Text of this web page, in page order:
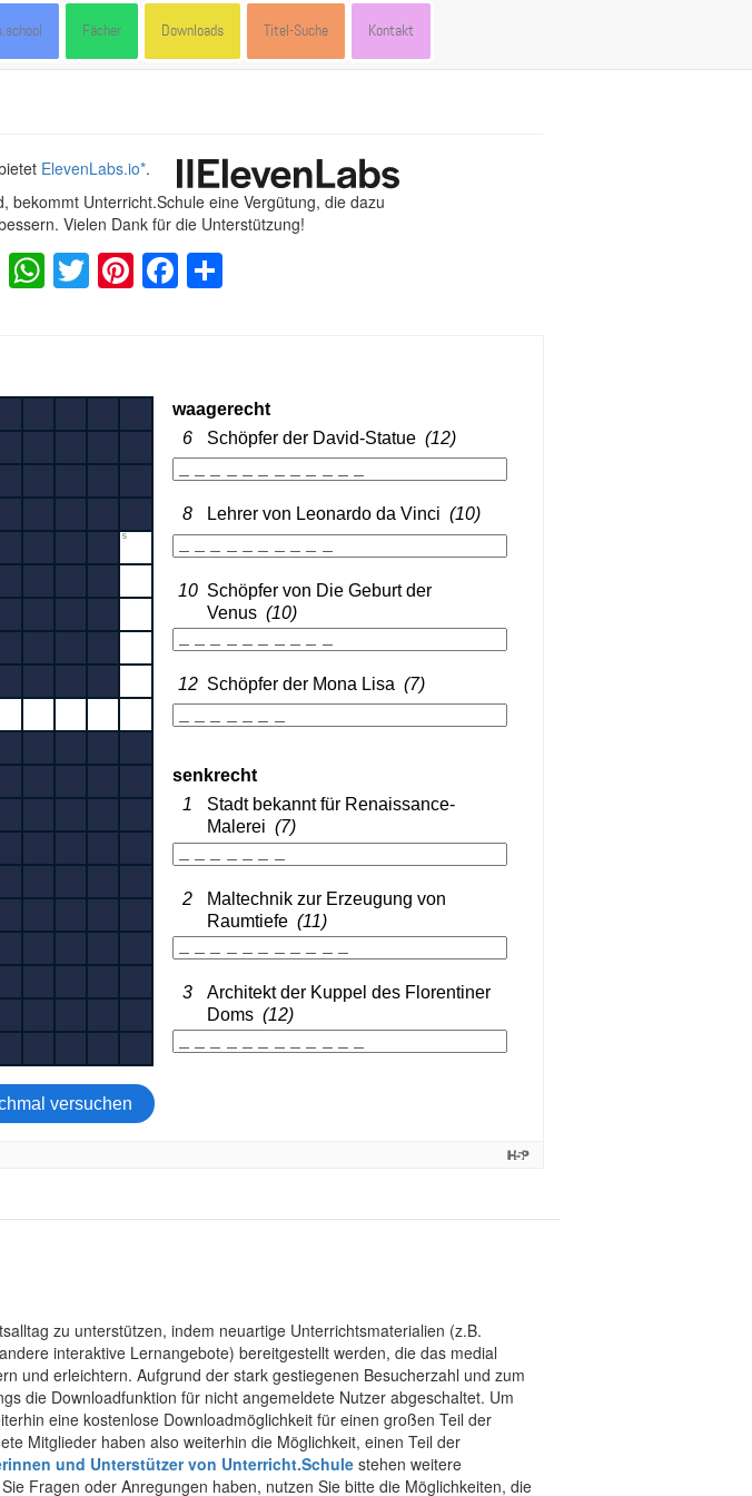
Fächer Downloads Titel-Suche Kontakt
ElevenLabs.io*.
bekommt Unterricht.Schule eine Vergütung, die dazu
Vielen Dank für die Unterstützung!
WhatsApp
Twitter
Pinterest
Facebook
zu unterstützen, indem neuartige Unterrichtsmaterialien (z.B.
interaktive Lernangebote) bereitgestellt werden, die das medial
und erleichtern. Aufgrund der stark gestiegenen Besucherzahl und zum
die Downloadfunktion für nicht angemeldete Nutzer abgeschaltet. Um
eine kostenlose Downloadmöglichkeit für einen großen Teil der
Mitglieder haben also weiterhin die Möglichkeit, einen Teil der
und Unterstützer von Unterricht.Schule stehen weitere
Fragen oder Anregungen haben, nutzen Sie bitte die Möglichkeiten, die